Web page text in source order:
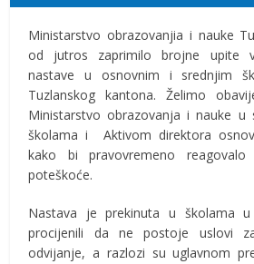
Ministarstvo obrazovanjia i nauke
od jutros zaprimilo brojne upite
nastave u osnovnim i srednjim
Tuzlanskog kantona. Želimo
Ministarstvo obrazovanja i nauke u
školama i Aktivom direktora
kako bi pravovremeno
poteškoće.
Nastava je prekinuta u školama
procijenili da ne postoje uslovi
odvijanje, a razlozi su uglavnom